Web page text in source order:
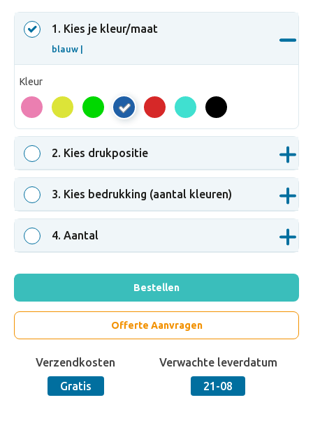
1 . Kies je kleur/maat
blauw |
Kleur
blauw
2. Kies drukpositie
3. Kies bedrukking (aantal kleuren)
4. Aantal
Bestellen
Offerte Aanvragen
Verzendkosten
Gratis
Verwachte leverdatum
21-08